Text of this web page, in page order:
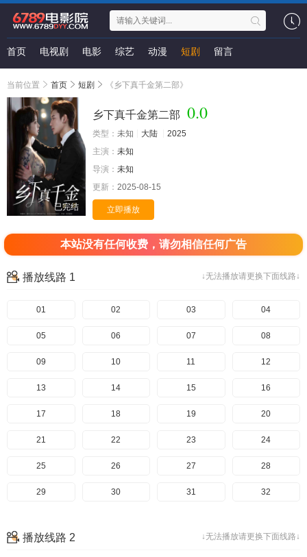
首页 电视剧 电影 综艺 动漫 短剧 留言
当前位置 首页 短剧 《乡下真千金第二部》
已完结
乡下真千金第二部 0.0
类型： 未知 大陆
2025
主演： 未知
导演： 未知
更新： 2025-08-15
立即播放
本站没有任何收费，请勿相信任何广告
↓无法播放请更换下面线路↓
播放线路 1
01 02 03 04
05 06 07 08
09 10 11 12
13 14 15 16
17 18 19 20
21 22 23 24
25 26 27 28
29 30 31 32
37
↓无法播放请更换下面线路↓
播放线路 2